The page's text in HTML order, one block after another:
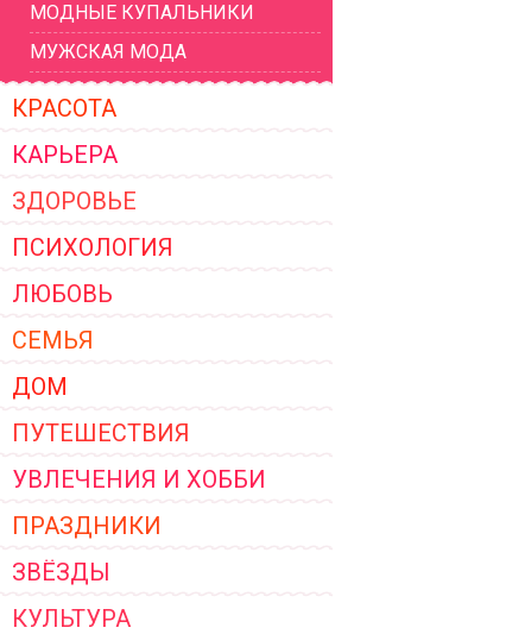
МОДНЫЕ КУПАЛЬНИКИ
МУЖСКАЯ МОДА
КРАСОТА
КАРЬЕРА
ЗДОРОВЬЕ
ПСИХОЛОГИЯ
ЛЮБОВЬ
СЕМЬЯ
ДОМ
ПУТЕШЕСТВИЯ
УВЛЕЧЕНИЯ И ХОББИ
ПРАЗДНИКИ
ЗВЁЗДЫ
КУЛЬТУРА